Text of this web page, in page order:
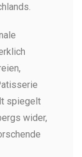
spiegelt
wider,